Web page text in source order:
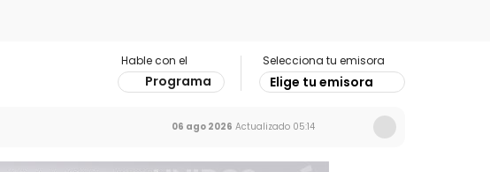
Hable con el
Programa
Selecciona tu emisora
Elige tu emisora
06 ago 2026 Actualizado 05:14